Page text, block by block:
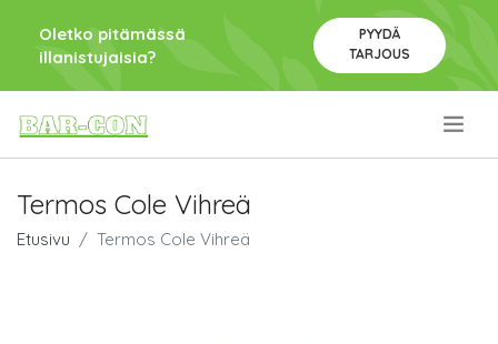
Oletko pitämässä
illanistujaisia?
PYYDÄ
TARJOUS
Termos Cole Vihreä
Etusivu Termos Cole Vihreä